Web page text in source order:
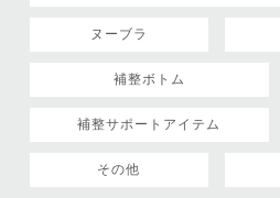
ヌーブラ
補整ボトム
補整サポートアイテム
その他